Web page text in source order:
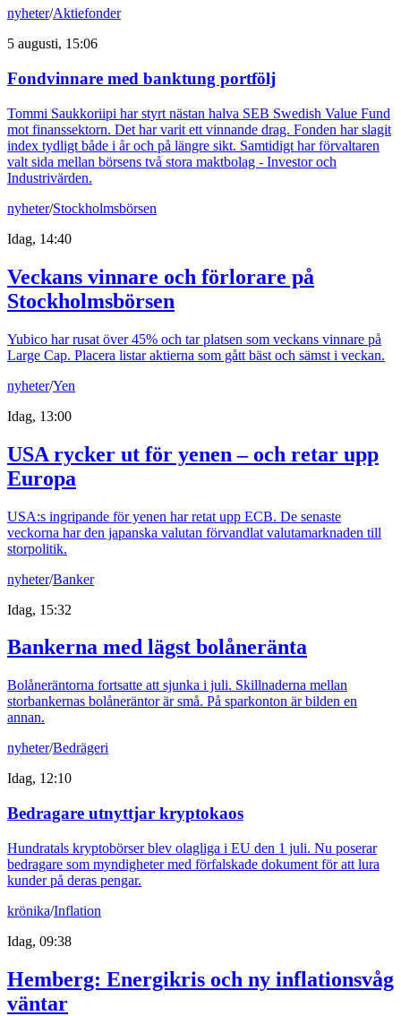
nyheter/Aktiefonder
5 augusti, 15:06
Fondvinnare med banktung portfölj
Tommi Saukkoriipi har styrt nästan halva SEB Swedish Value Fund
mot finanssektorn. Det har varit ett vinnande drag. Fonden har slagit
index tydligt både i år och på längre sikt. Samtidigt har förvaltaren
valt sida mellan börsens två stora maktbolag - Investor och
Industrivärden.
nyheter/Stockholmsbörsen
Idag, 14:40
Veckans vinnare och förlorare på
Stockholmsbörsen
Yubico har rusat över 45% och tar platsen som veckans vinnare på
Large Cap. Placera listar aktierna som gått bäst och sämst i veckan.
nyheter/Yen
Idag, 13:00
USA rycker ut för yenen – och retar upp
Europa
USA:s ingripande för yenen har retat upp ECB. De senaste
veckorna har den japanska valutan förvandlat valutamarknaden till
storpolitik.
nyheter/Banker
Idag, 15:32
Bankerna med lägst bolåneränta
Bolåneräntorna fortsatte att sjunka i juli. Skillnaderna mellan
storbankernas bolåneräntor är små. På sparkonton är bilden en
annan.
nyheter/Bedrägeri
Idag, 12:10
Bedragare utnyttjar kryptokaos
Hundratals kryptobörser blev olagliga i EU den 1 juli. Nu poserar
bedragare som myndigheter med förfalskade dokument för att lura
kunder på deras pengar.
krönika/Inflation
Idag, 09:38
Hemberg: Energikris och ny inflationsvåg
väntar